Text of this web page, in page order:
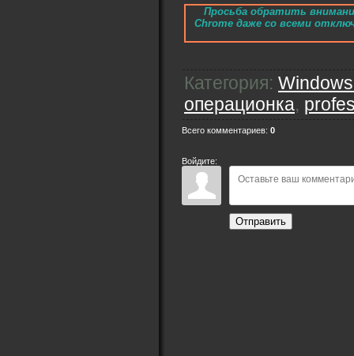
Просьба обратить
Chrome даже со всеми
Категория:
операционка,
Всего комментариев: 0
Войдите:
Отправить